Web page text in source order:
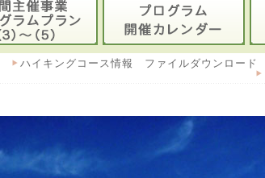
ハイキングコース情報 ファイルダウンロード